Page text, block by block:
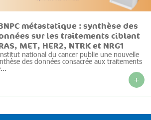
métastatique : synthèse des
sur les traitements ciblant
MET, HER2, NTRK et NRG1
national du cancer publie une nouvelle
des données consacrée aux traitements
+